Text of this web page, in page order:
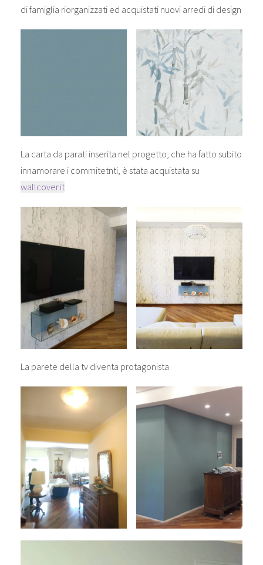
di famiglia riorganizzati ed acquistati nuovi arredi di design
La carta da parati inserita nel progetto, che ha fatto subito
innamorare i commitetnti, è stata acquistata su
wallcover.it
La parete della tv diventa protagonista